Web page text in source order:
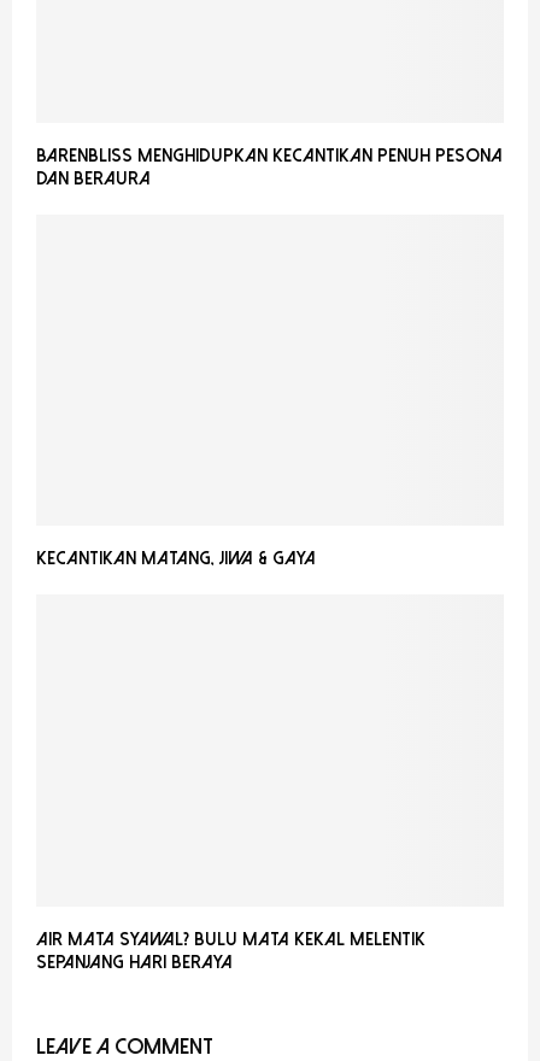
Barenbliss Menghidupkan Kecantikan Penuh Pesona
dan Beraura
Kecantikan Matang, Jiwa & Gaya
Air Mata Syawal? Bulu Mata Kekal Melentik
Sepanjang Hari Beraya
LEAVE A COMMENT